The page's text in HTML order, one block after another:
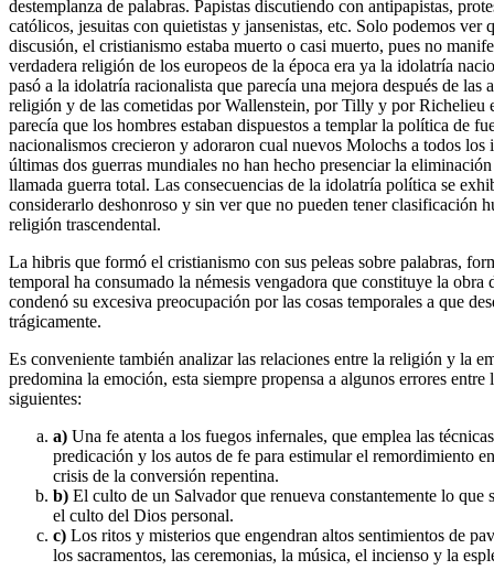
destemplanza de palabras. Papistas discutiendo con antipapistas,
católicos, jesuitas con quietistas y jansenistas, etc. Solo podemos ver
discusión, el cristianismo estaba muerto o casi muerto, pues no
verdadera religión de los europeos de la época era ya la idolatría
pasó a la idolatría racionalista que parecía una mejora después de las
religión y de las cometidas por Wallenstein, por Tilly y por Richelieu
parecía que los hombres estaban dispuestos a templar la política de
nacionalismos crecieron y adoraron cual nuevos Molochs a todos
últimas dos guerras mundiales no han hecho presenciar la
llamada guerra total. Las consecuencias de la idolatría política se
considerarlo deshonroso y sin ver que no pueden tener clasificación
religión trascendental.
La hibris que formó el cristianismo con sus peleas sobre palabras,
temporal ha consumado la némesis vengadora que constituye la obra
condenó su excesiva preocupación por las cosas temporales a que
trágicamente.
Es conveniente también analizar las relaciones entre la religión y la
predomina la emoción, esta siempre propensa a algunos errores entre
siguientes:
a) Una fe atenta a los fuegos infernales, que emplea las
predicación y los autos de fe para estimular el remordimiento
crisis de la conversión repentina.
b) El culto de un Salvador que renueva constantemente lo que
el culto del Dios personal.
c) Los ritos y misterios que engendran altos sentimientos de
los sacramentos, las ceremonias, la música, el incienso y la